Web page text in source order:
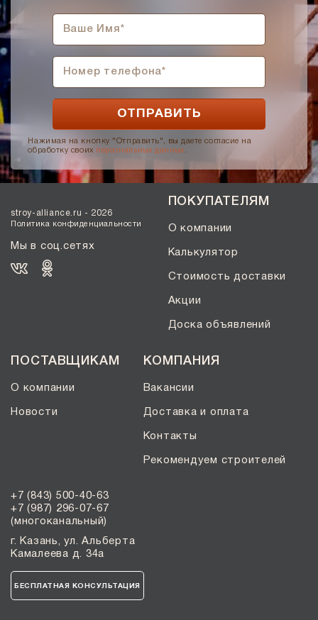
Нажимая на кнопку "Отправить", вы даете согласие на
обработку своих персональных данных .
stroy-alliance.ru - 2026
Политика конфиденциальности
Мы в соц.сетях
ПОКУПАТЕЛЯМ
О компании
Калькулятор
Стоимость доставки
Акции
Доска объявлений
ПОСТАВЩИКАМ
О компании
Новости
КОМПАНИЯ
Вакансии
Доставка и оплата
Контакты
Рекомендуем строителей
+7 (843) 500-40-63
+7 (987) 296-07-67
(многоканальный)
г. Казань, ул. Альберта
Камалеева д. 34а
БЕСПЛАТНАЯ КОНСУЛЬТАЦИЯ